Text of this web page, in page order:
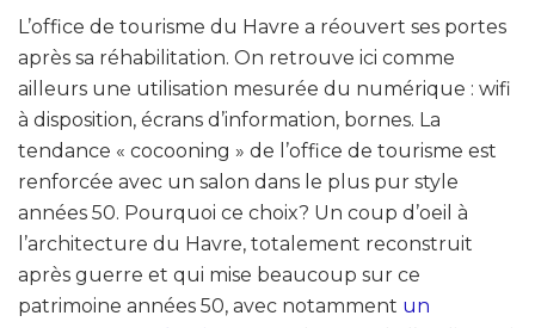
L’office de tourisme du Havre a réouvert ses portes
après sa réhabilitation. On retrouve ici comme
ailleurs une utilisation mesurée du numérique : wifi
à disposition, écrans d’information, bornes. La
tendance « cocooning » de l’office de tourisme est
renforcée avec un salon dans le plus pur style
années 50. Pourquoi ce choix? Un coup d’oeil à
l’architecture du Havre, totalement reconstruit
après guerre et qui mise beaucoup sur ce
patrimoine années 50, avec notamment un